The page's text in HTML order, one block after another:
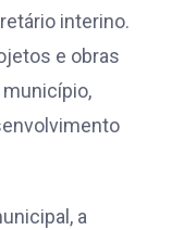
interino.
e obras
a